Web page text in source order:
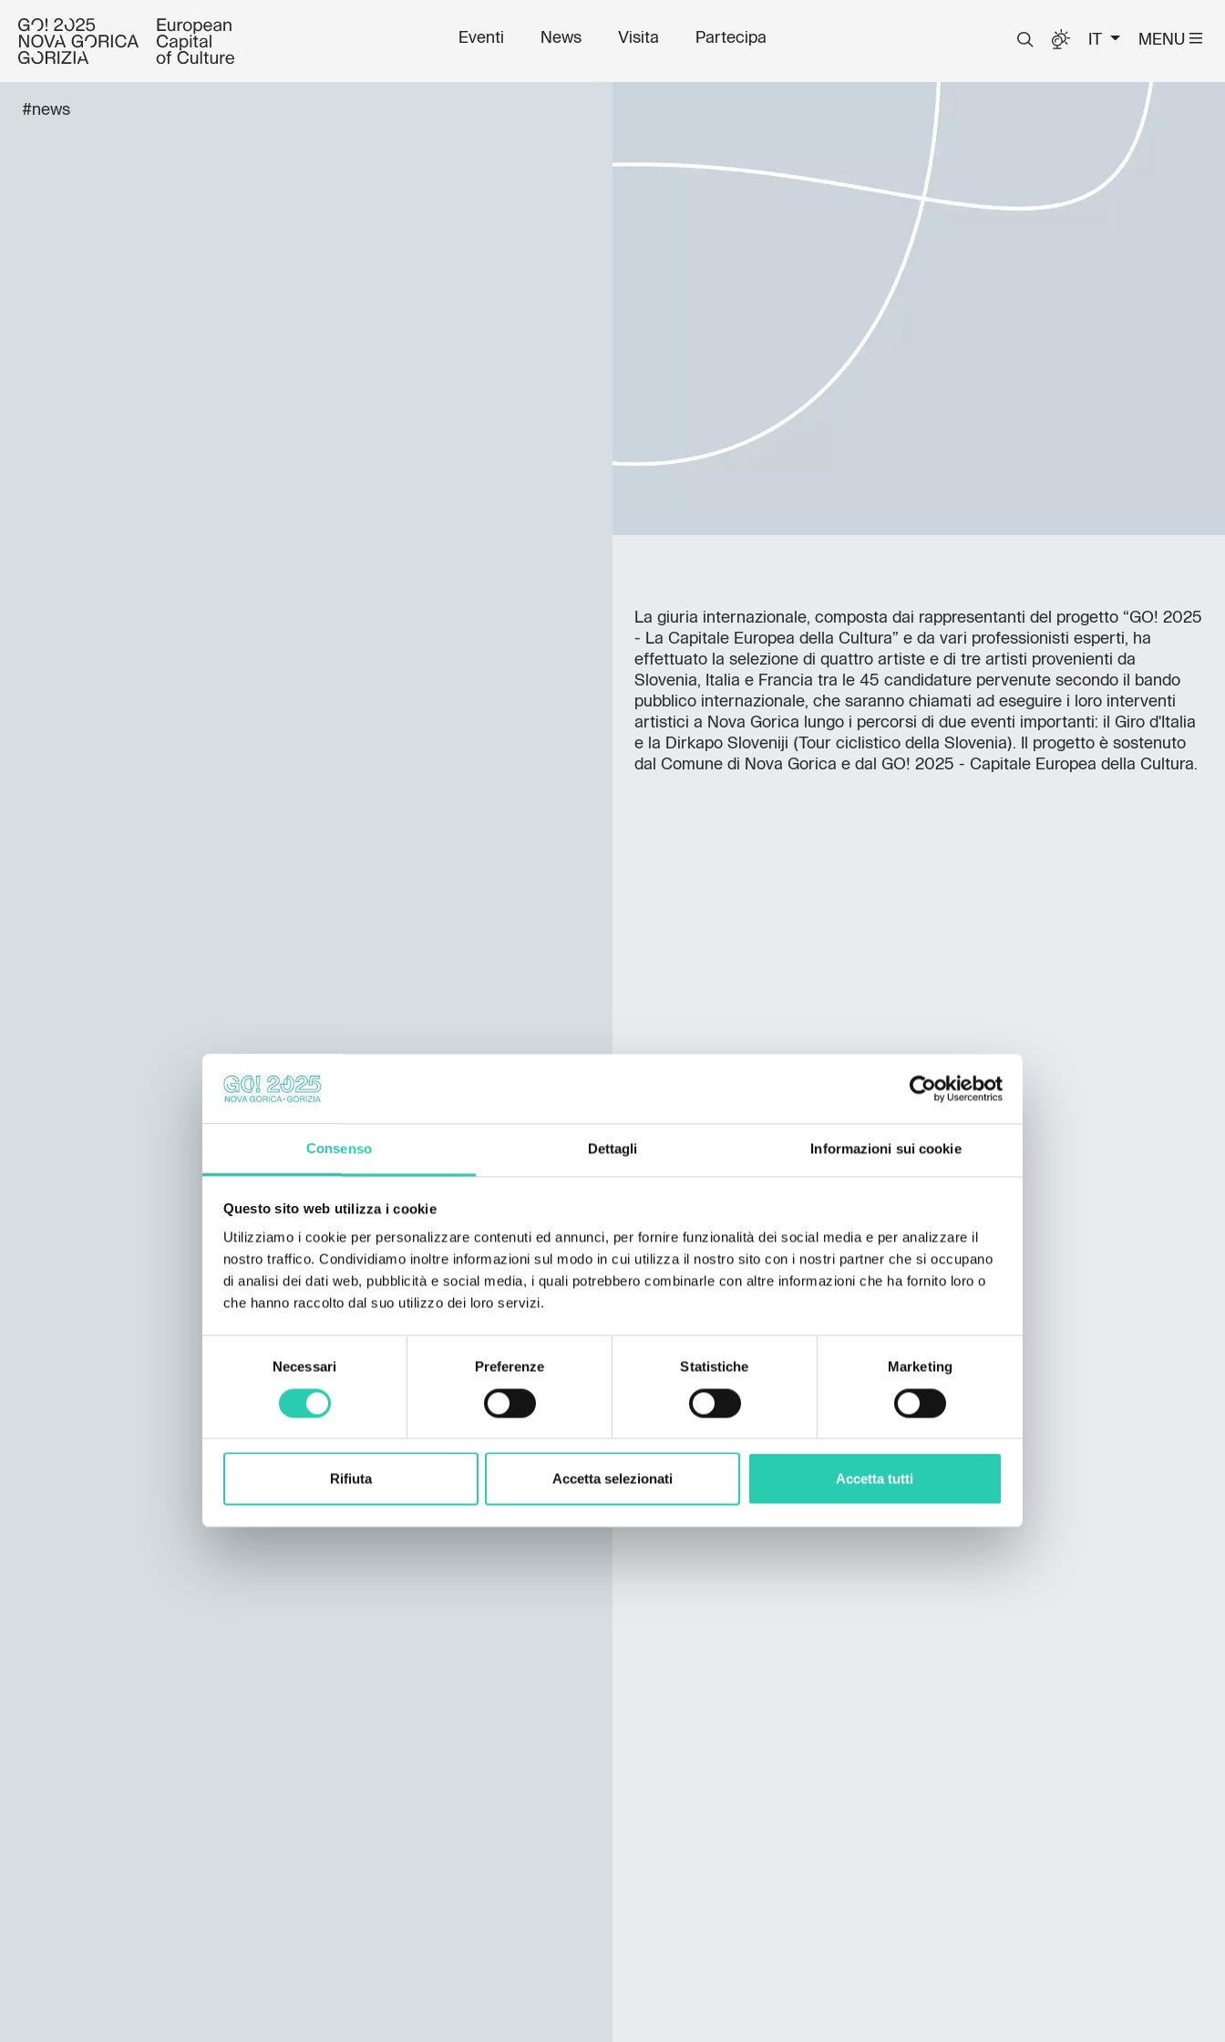
Consenso Dettagli Informazioni sui cookie
Questo sito web utilizza i cookie
Utilizziamo i cookie per personalizzare contenuti ed annunci, per fornire funzionalità dei social media e per analizzare il
nostro traffico. Condividiamo inoltre informazioni sul modo in cui utilizza il nostro sito con i nostri partner che si occupano
di analisi dei dati web, pubblicità e social media, i quali potrebbero combinarle con altre informazioni che ha fornito loro o
che hanno raccolto dal suo utilizzo dei loro servizi.
Necessari Preferenze Statistiche Marketing
Rifiuta Accetta selezionati Accetta tutti
Eventi News Visita Partecipa IT MENU
#news
La giuria internazionale, composta dai rappresentanti del progetto “GO! 2025
- La Capitale Europea della Cultura” e da vari professionisti esperti, ha
effettuato la selezione di quattro artiste e di tre artisti provenienti da
Slovenia, Italia e Francia tra le 45 candidature pervenute secondo il bando
pubblico internazionale, che saranno chiamati ad eseguire i loro interventi
artistici a Nova Gorica lungo i percorsi di due eventi importanti: il Giro d'Italia
e la Dirkapo Sloveniji (Tour ciclistico della Slovenia). Il progetto è sostenuto
dal Comune di Nova Gorica e dal GO! 2025 - Capitale Europea della Cultura.